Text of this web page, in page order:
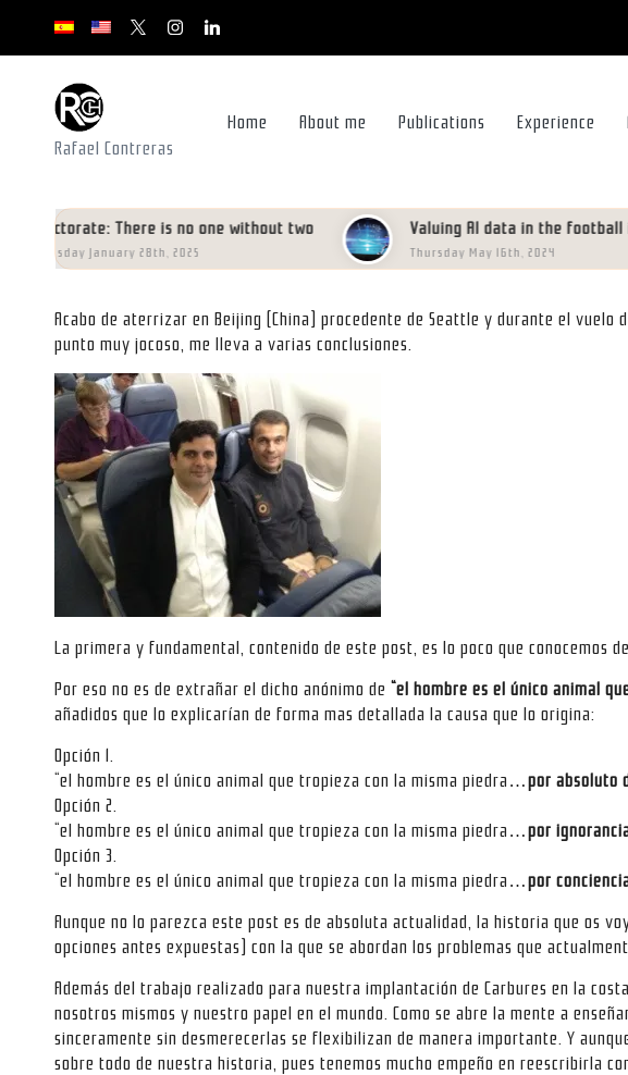
Skip
youtube.com
youtube.comx.com/rafacontrerasch
instagram.com
youtube.com
Rafael Contreras
Home About me Publications Experience
There is no one without two
January 28th, 2025
Valuing AI data in the football
Thursday May 16th, 2024
Acabo de aterrizar en Beijing (China) procedente de Seattle y durante el vuelo
punto muy jocoso, me lleva a varias conclusiones.
La primera y fundamental, contenido de este post, es lo poco que conocemos
Por eso no es de extrañar el dicho anónimo de “el hombre es el único animal
añadidos que lo explicarían de forma mas detallada la causa que lo origina:
Opción 1.
“el hombre es el único animal que tropieza con la misma piedra…por absoluto
Opción 2.
“el hombre es el único animal que tropieza con la misma piedra…por
Opción 3.
“el hombre es el único animal que tropieza con la misma piedra…por
Aunque no lo parezca este post es de absoluta actualidad, la historia que os
opciones antes expuestas) con la que se abordan los problemas que
Además del trabajo realizado para nuestra implantación de Carbures en la
nosotros mismos y nuestro papel en el mundo. Como se abre la mente a
sinceramente sin desmerecerlas se flexibilizan de manera importante. Y
sobre todo de nuestra historia, pues tenemos mucho empeño en reescribirla